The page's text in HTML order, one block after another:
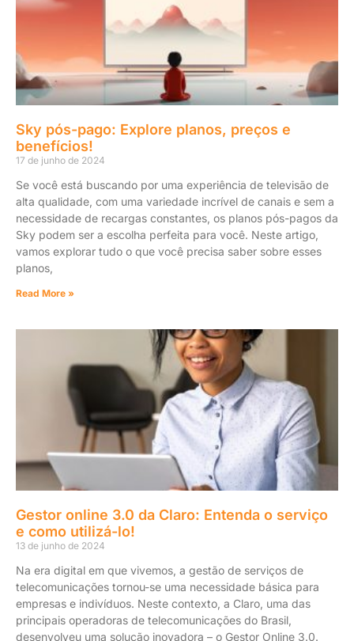
Sky pós-pago: Explore planos, preços e
benefícios!
17 de junho de 2024
Se você está buscando por uma experiência de televisão de
alta qualidade, com uma variedade incrível de canais e sem a
necessidade de recargas constantes, os planos pós-pagos da
Sky podem ser a escolha perfeita para você. Neste artigo,
vamos explorar tudo o que você precisa saber sobre esses
planos,
Read More »
Gestor online 3.0 da Claro: Entenda o serviço
e como utilizá-lo!
13 de junho de 2024
Na era digital em que vivemos, a gestão de serviços de
telecomunicações tornou-se uma necessidade básica para
empresas e indivíduos. Neste contexto, a Claro, uma das
principais operadoras de telecomunicações do Brasil,
desenvolveu uma solução inovadora – o Gestor Online 3.0.